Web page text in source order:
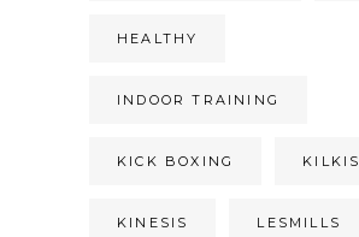
HEALTHY
INDOOR TRAINING
KICK BOXING KILKIS
KINESIS LESMILLS